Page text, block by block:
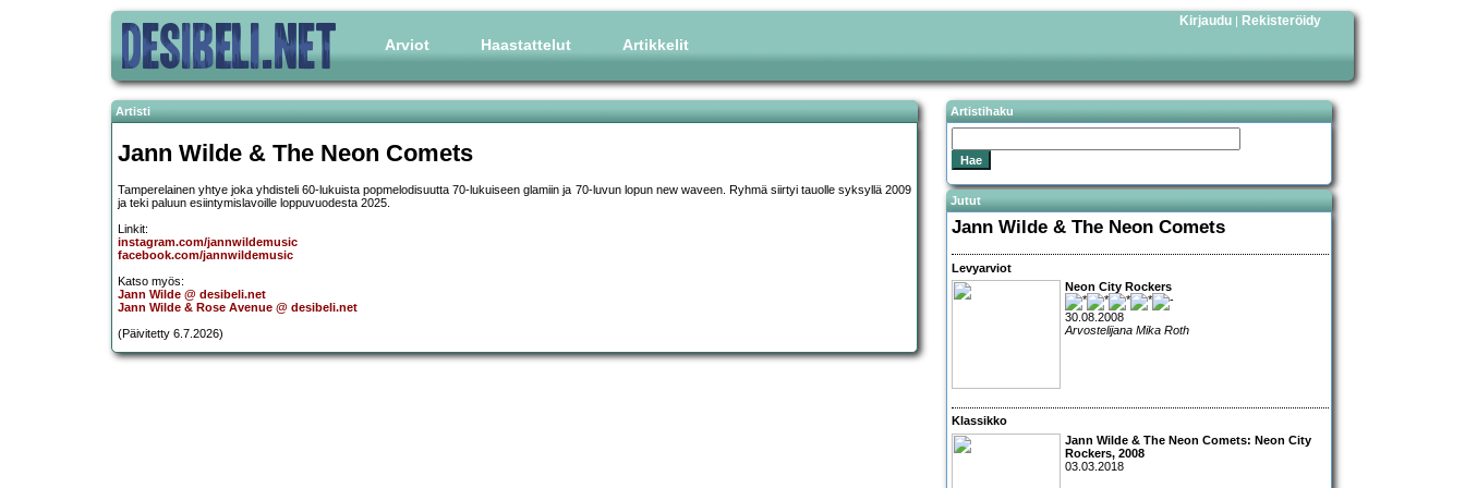
Arviot Haastattelut Artikkelit
Kirjaudu | Rekisteröidy
Artisti
Jann Wilde & The Neon Comets
Tamperelainen yhtye joka yhdisteli 60-lukuista popmelodisuutta 70-lukuiseen glamiin ja 70-luvun lopun new waveen. Ryhmä siirtyi tauolle syksyllä 2009
ja teki paluun esiintymislavoille loppuvuodesta 2025.
Linkit:
instagram.com/jannwildemusic
facebook.com/jannwildemusic
Katso myös:
Jann Wilde @ desibeli.net
Jann Wilde & Rose Avenue @ desibeli.net
(Päivitetty 6.7.2026)
Artistihaku
Jutut
Jann Wilde & The Neon Comets
Levyarviot
Neon City Rockers
30.08.2008
Arvostelijana Mika Roth
Klassikko
Jann Wilde & The Neon Comets: Neon City
Rockers, 2008
03.03.2018